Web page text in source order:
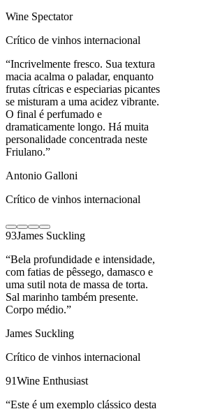
Wine Spectator
Crítico de vinhos internacional
“Incrivelmente fresco. Sua textura
macia acalma o paladar, enquanto
frutas cítricas e especiarias picantes
se misturam a uma acidez vibrante.
O final é perfumado e
dramaticamente longo. Há muita
personalidade concentrada neste
Friulano.”
Antonio Galloni
Crítico de vinhos internacional
93James Suckling
“Bela profundidade e intensidade,
com fatias de pêssego, damasco e
uma sutil nota de massa de torta.
Sal marinho também presente.
Corpo médio.”
James Suckling
Crítico de vinhos internacional
91Wine Enthusiast
“Este é um exemplo clássico desta